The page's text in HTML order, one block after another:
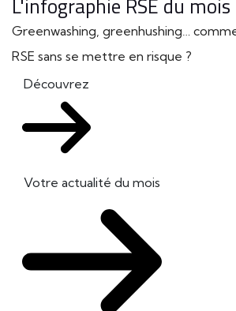
Greenwashing, greenhushing…
RSE sans se mettre en risque ?
Découvrez
Votre actualité du mois